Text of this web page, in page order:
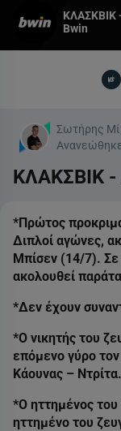
ΚΛΑΣΚΒΙΚ
Bwin
Σωτήρης
ΚΛΑΚΣΒΙΚ
*Πρώτος
Διπλοί αγώνες,
Μπίσεν (14/7). Σε
ακολουθεί
*Δεν έχουν
*Ο νικητής του
επόμενο γύρο τον
Κάουνας – Ντρίτα.
*O ηττημένος του
ηττημένο του